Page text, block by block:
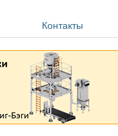
Контакты